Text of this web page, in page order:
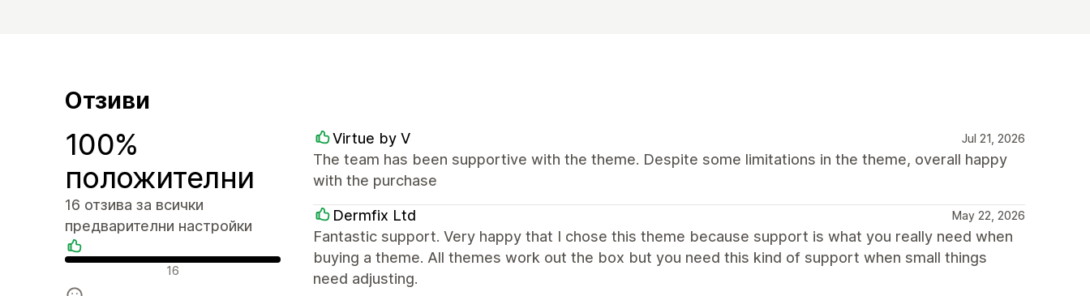
Отзиви
100%
положителни
16 отзива за всички
предварителни настройки
Положителни отзиви
16
Virtue by V Jul 21, 2026
The team has been supportive with the theme. Despite some limitations in the theme, overall happy
with the purchase
Dermfix Ltd May 22, 2026
Fantastic support. Very happy that I chose this theme because support is what you really need when
buying a theme. All themes work out the box but you need this kind of support when small things
need adjusting.